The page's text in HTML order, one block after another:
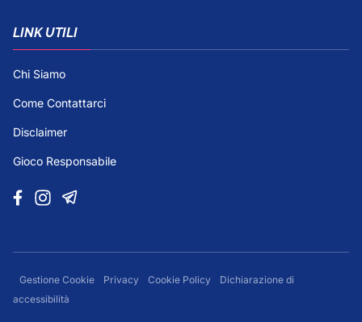
LINK UTILI
Chi Siamo
Come Contattarci
Disclaimer
Gioco Responsabile
Gestione Cookie Privacy Cookie Policy
Dichiarazione di
accessibilità